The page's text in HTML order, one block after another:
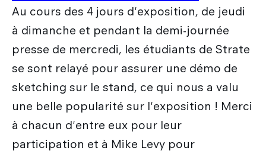
Au cours des 4 jours d'exposition, de jeudi
à dimanche et pendant la demi-journée
presse de mercredi, les étudiants de Strate
se sont relayé pour assurer une démo de
sketching sur le stand, ce qui nous a valu
une belle popularité sur l'exposition ! Merci
à chacun d'entre eux pour leur
participation et à Mike Levy pour